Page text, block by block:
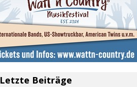
Letzte Beiträge